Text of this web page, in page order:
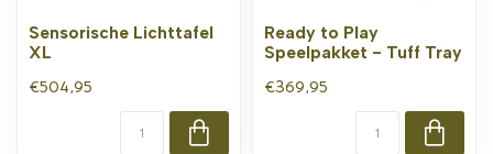
Sensorische Lichttafel
XL
€504,95
Ready to Play
Speelpakket - Tuff Tray
€369,95